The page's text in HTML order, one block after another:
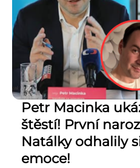
Petr Macinka
štěstí! První
Natálky odhalily
emoce!